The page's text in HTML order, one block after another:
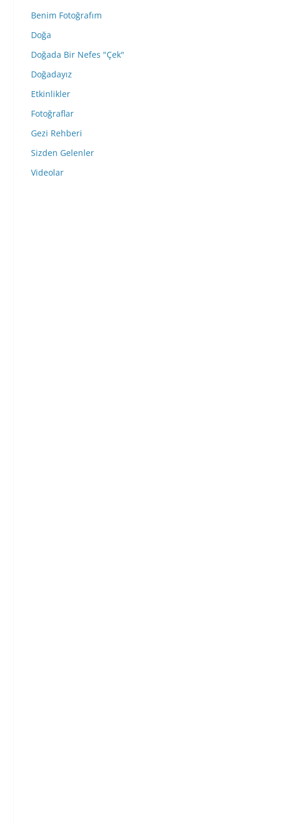
l
e
r
Benim Fotoğrafım
Doğa
Doğada Bir Nefes "Çek"
Doğadayız
Etkinlikler
Fotoğraflar
Gezi Rehberi
Sizden Gelenler
Videolar